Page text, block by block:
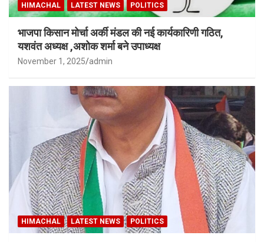
HIMACHAL LATEST NEWS POLITICS
भाजपा किसान मोर्चा अर्की मंडल की नई कार्यकारिणी गठित,
यशवंत अध्यक्ष ,अशोक शर्मा बने उपाध्यक्ष
November 1, 2025 admin
HIMACHAL LATEST NEWS POLITICS